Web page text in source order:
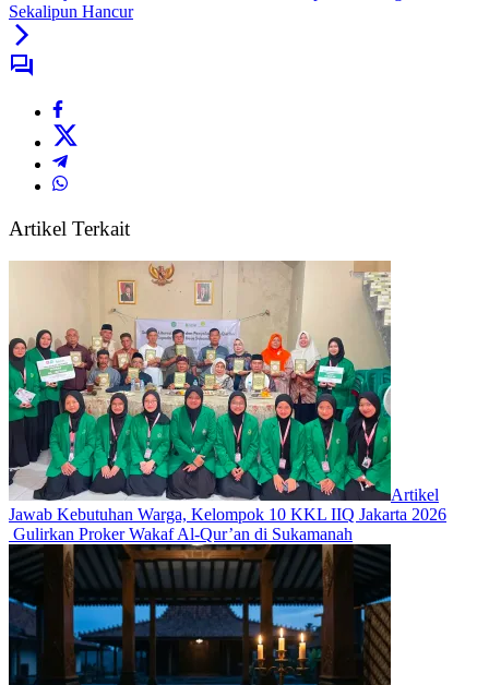
Sekalipun Hancur
Artikel Terkait
Artikel
Jawab Kebutuhan Warga, Kelompok 10 KKL IIQ Jakarta 2026
Gulirkan Proker Wakaf Al-Qur’an di Sukamanah